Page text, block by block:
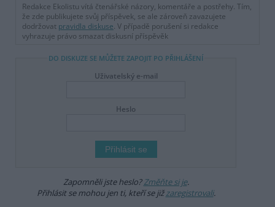
Redakce Ekolistu vítá čtenářské názory, komentáře a postřehy. Tím,
že zde publikujete svůj příspěvek, se ale zároveň zavazujete
dodržovat pravidla diskuse. V případě porušení si redakce
vyhrazuje právo smazat diskusní příspěvěk
DO DISKUZE SE MŮŽETE ZAPOJIT PO PŘIHLÁŠENÍ
Uživatelský e-mail
Heslo
Zapomněli jste heslo?Změňte si je.
Přihlásit se mohou jen ti, kteří se jižzaregistrovali.